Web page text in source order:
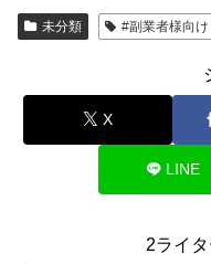
未分類 #副業者様向け
X
LINE
2ライ